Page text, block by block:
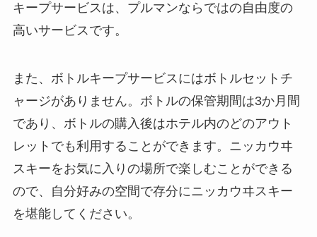
キープサービスは、プルマンならではの自由度の
高いサービスです。
また、ボトルキープサービスにはボトルセットチ
ャージがありません。ボトルの保管期間は3か月間
であり、ボトルの購入後はホテル内のどのアウト
レットでも利用することができます。ニッカウヰ
スキーをお気に入りの場所で楽しむことができる
ので、自分好みの空間で存分にニッカウヰスキー
を堪能してください。